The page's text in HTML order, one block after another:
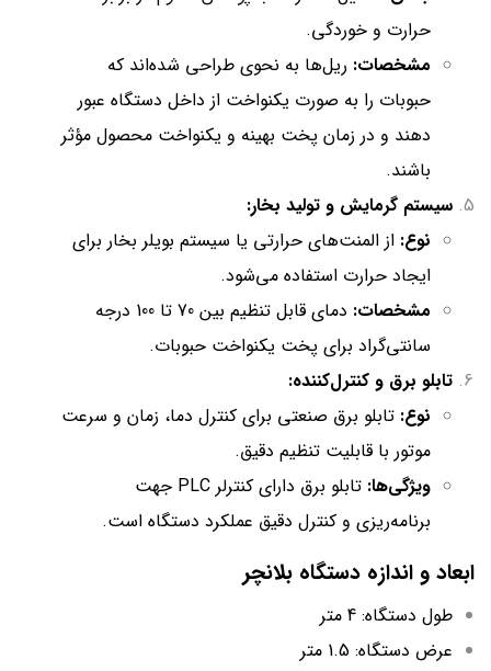
حرارت و خوردگی.
مشخصات: ریل‌ها به نحوی طراحی شده‌اند که
حبوبات را به صورت یکنواخت از داخل دستگاه عبور
دهند و در زمان پخت بهینه و یکنواخت محصول مؤثر
باشند.
سیستم گرمایش و تولید بخار:
نوع: از المنت‌های حرارتی یا سیستم بویلر بخار برای
ایجاد حرارت استفاده می‌شود.
مشخصات:
دمای قابل تنظیم بین 70 تا 100 درجه
سانتی‌گراد برای پخت یکنواخت حبوبات.
تابلو برق و کنترل‌کننده:
نوع: تابلو برق صنعتی برای کنترل دما، زمان و سرعت
موتور با قابلیت تنظیم دقیق.
ویژگی‌ها:
تابلو برق دارای کنترلر PLC جهت
برنامه‌ریزی و کنترل دقیق عملکرد دستگاه است.
ابعاد و اندازه دستگاه بلانچر
طول دستگاه: 4 متر
عرض دستگاه: 1.5 متر